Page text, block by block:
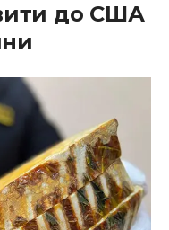
до США